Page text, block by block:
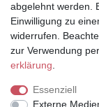
abgelehnt werden.
Einwilligung zu
widerrufen.
zur Verwendung
erklärung
Essenziell
Externe